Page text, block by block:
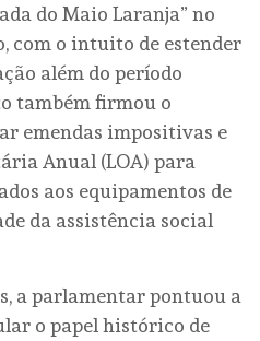
do Maio Laranja” no
com o intuito de estender
além do período
também firmou o
emendas impositivas e
Anual (LOA) para
aos equipamentos de
da assistência social
a parlamentar pontuou a
o papel histórico de